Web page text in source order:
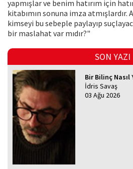
yapmışlar ve benim hatırım için
kitabımın sonuna imza atmışlardır.
kimseyi bu sebeple paylayıp
bir maslahat var mıdır?"
SON YAZI
Bir Bilinç Nasıl
İdris Savaş
03 Ağu 2026